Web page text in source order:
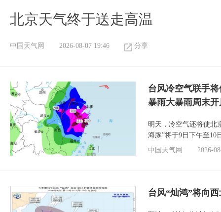
北京天气终于送走高温
中国天气网 2026-08-07 19:46 分享
台风冷空气联手
暴雨大暴雨周末开
明天，冷空气还将使北
海豚”将于9日下午至10
中国天气网
2026-
台风“灿鸿”将向